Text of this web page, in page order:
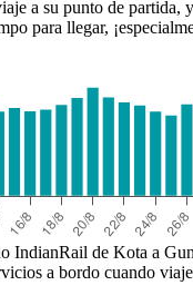
a su punto de partida,
para llegar,
IndianRail de Kota a
a bordo cuando